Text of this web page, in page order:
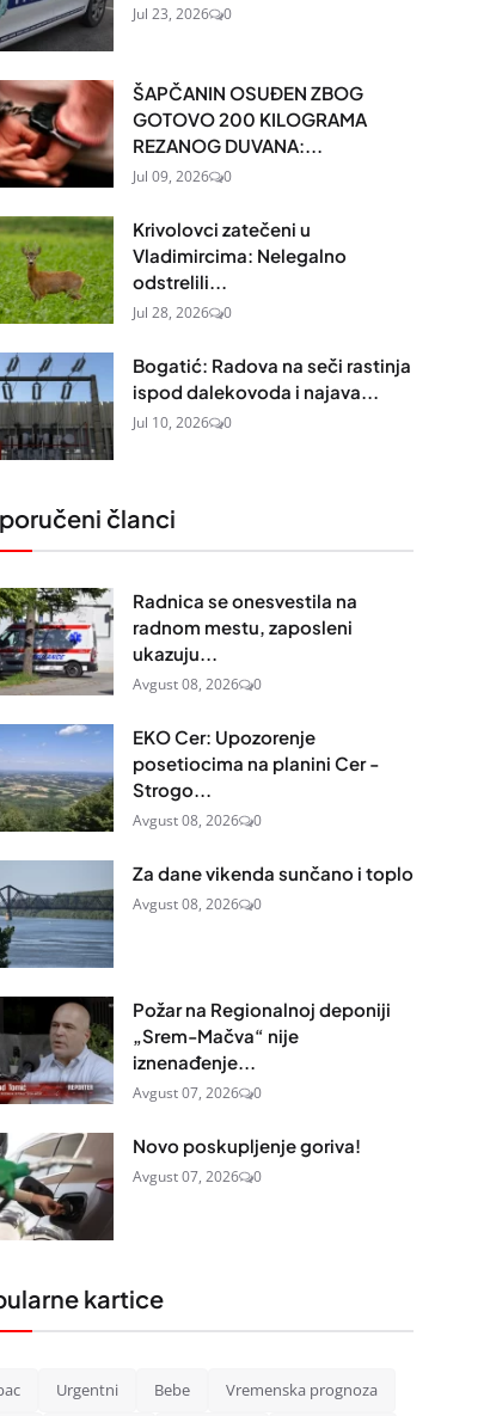
Jul 23, 2026 0
ŠAPČANIN OSUĐEN ZBOG
GOTOVO 200 KILOGRAMA
REZANOG DUVANA:...
Jul 09, 2026 0
Krivolovci zatečeni u
Vladimircima: Nelegalno
odstrelili...
Jul 28, 2026 0
Bogatić: Radova na seči rastinja
ispod dalekovoda i najava...
Jul 10, 2026 0
članci
Radnica se onesvestila na
radnom mestu, zaposleni
ukazuju...
Avgust 08, 2026 0
EKO Cer: Upozorenje
posetiocima na planini Cer -
Strogo...
Avgust 08, 2026 0
Za dane vikenda sunčano i toplo
Avgust 08, 2026 0
Požar na Regionalnoj deponiji
„Srem-Mačva“ nije
iznenađenje...
Avgust 07, 2026 0
Novo poskupljenje goriva!
Avgust 07, 2026 0
kartice
Urgentni Bebe Vremenska prognoza